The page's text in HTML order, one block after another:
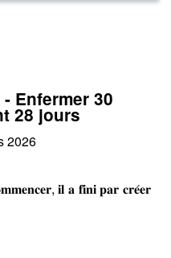
Enfermer 30
28 jours
2026
𝐢𝐥 𝐚 𝐟𝐢𝐧𝐢 𝐩𝐚𝐫 𝐜𝐫𝐞́𝐞𝐫